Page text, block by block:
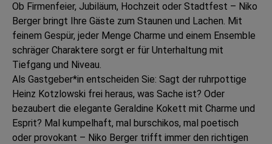
Ob Firmenfeier, Jubiläum, Hochzeit oder Stadtfest – Niko
Berger bringt Ihre Gäste zum Staunen und Lachen. Mit
feinem Gespür, jeder Menge Charme und einem Ensemble
schräger Charaktere sorgt er für Unterhaltung mit
Tiefgang und Niveau.
Als Gastgeber*in entscheiden Sie: Sagt der ruhrpottige
Heinz Kotzlowski frei heraus, was Sache ist? Oder
bezaubert die elegante Geraldine Kokett mit Charme und
Esprit? Mal kumpelhaft, mal burschikos, mal poetisch
oder provokant – Niko Berger trifft immer den richtigen